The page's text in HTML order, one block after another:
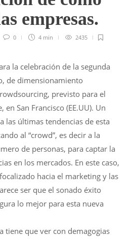
empresas.
0 4 min 2435
la celebración de la segunda
de dimensionamiento
previsto para el
San Francisco (EE.UU). Un
las últimas tendencias de esta
al “crowd”, es decir a la
de personas, para captar la
en los mercados. En este caso,
hacia el marketing y las
ser que el sonado éxito
lo mejor para esta nueva
tiene que ver con demagogias